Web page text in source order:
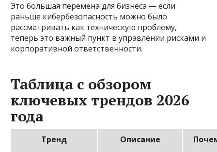
Это большая перемена для бизнеса — если
раньше кибербезопасность можно было
рассматривать как техническую проблему,
теперь это важный пункт в управлении рисками и
корпоративной ответственности.
Таблица с обзором
ключевых трендов 2026
года
Тренд Описание